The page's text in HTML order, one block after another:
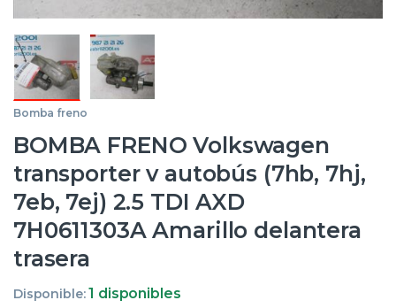
Bomba freno
BOMBA FRENO Volkswagen
transporter v autobús (7hb, 7hj,
7eb, 7ej) 2.5 TDI AXD
7H0611303A Amarillo delantera
trasera
Disponible:1 disponibles